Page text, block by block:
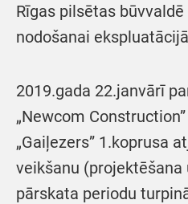
Rīgas pilsētas
nodošanai
2019.gada 22.janvārī
„Newcom
„Gaiļezers” 1.koprusa
veikšanu (projektēšana
pārskata periodu